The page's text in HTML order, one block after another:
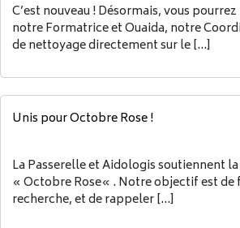
C’est nouveau ! Désormais, vous
notre Formatrice et Ouaida, notre
de nettoyage directement sur le […]
Unis pour Octobre Rose !
La Passerelle et Aidologis soutiennent
« Octobre Rose« . Notre objectif est de
recherche, et de rappeler […]